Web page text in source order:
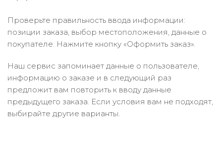
Проверьте правильность ввода информации:
позиции заказа, выбор местоположения, данные о
покупателе. Нажмите кнопку «Оформить заказ».
Наш сервис запоминает данные о пользователе,
информацию о заказе и в следующий раз
предложит вам повторить к вводу данные
предыдущего заказа. Если условия вам не подходят,
выбирайте другие варианты.